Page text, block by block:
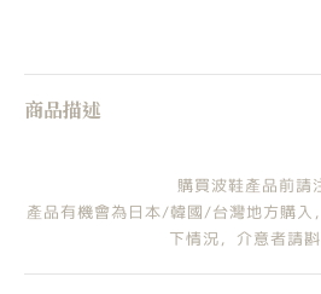
商品描述
購買波鞋產品前請
產品有機會為日本/韓國/台灣地方購入
下情況，介意者請